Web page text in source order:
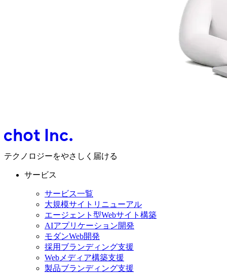
テクノロジーをやさしく届ける
サービス
サービス一覧
大規模サイトリニューアル
エージェント型Webサイト構築
AIアプリケーション開発
モダンWeb開発
採用ブランディング支援
Webメディア構築支援
製品ブランディング支援